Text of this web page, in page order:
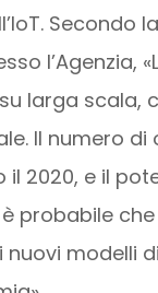
Secondo
l’Agenzia,
larga scala,
Il numero
2020, e il
probabile
nuovi modelli